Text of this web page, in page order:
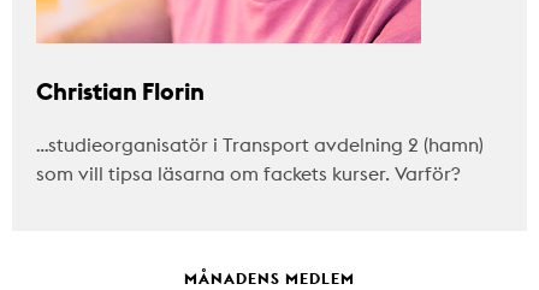
Christian Florin
…studieorganisatör i Transport avdelning 2 (hamn)
som vill tipsa läsarna om fackets kurser. Varför?
MÅNADENS MEDLEM